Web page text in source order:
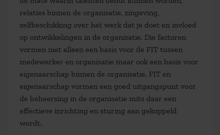
relaties binnen de organisatie, zingeving,
zelfbeschikking over het werk dat je doet en invloed
op ontwikkelingen in de organisatie. Die factoren
vormen niet alleen een basis voor de FIT tussen
medewerker en organisatie maar ook een basis voor
eigenaarschap binnen de organisatie. FIT en
eigenaarschap vormen een goed uitgangspunt voor
de beheersing in de organisatie mits daar een
effectieve inrichting en sturing aan gekoppeld
wordt.